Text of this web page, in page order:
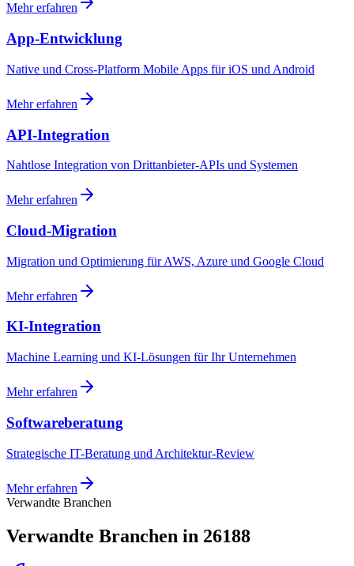
Mehr erfahren
App-Entwicklung
Native und Cross-Platform Mobile Apps für iOS und Android
Mehr erfahren
API-Integration
Nahtlose Integration von Drittanbieter-APIs und Systemen
Mehr erfahren
Cloud-Migration
Migration und Optimierung für AWS, Azure und Google Cloud
Mehr erfahren
KI-Integration
Machine Learning und KI-Lösungen für Ihr Unternehmen
Mehr erfahren
Softwareberatung
Strategische IT-Beratung und Architektur-Review
Mehr erfahren
Verwandte Branchen
Verwandte Branchen in 26188